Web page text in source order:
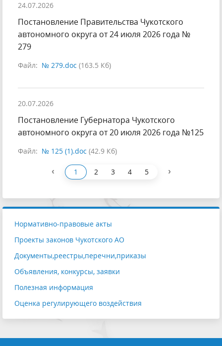
24.07.2026
Постановление Правительства Чукотского
автономного округа от 24 июля 2026 года №
279
Файл: № 279.doc (163.5 Кб)
20.07.2026
Постановление Губернатора Чукотского
автономного округа от 20 июля 2026 года №125
Файл: № 125 (1).doc (42.9 Кб)
‹ 1 2 3 4 5 ›
Нормативно-правовые акты
Проекты законов Чукотского АО
Документы,реестры,перечни,приказы
Объявления, конкурсы, заявки
Полезная информация
Оценка регулирующего воздействия